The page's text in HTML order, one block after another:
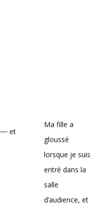
— et
Ma fille a
gloussé
lorsque je suis
entré dans la
salle
d’audience, et